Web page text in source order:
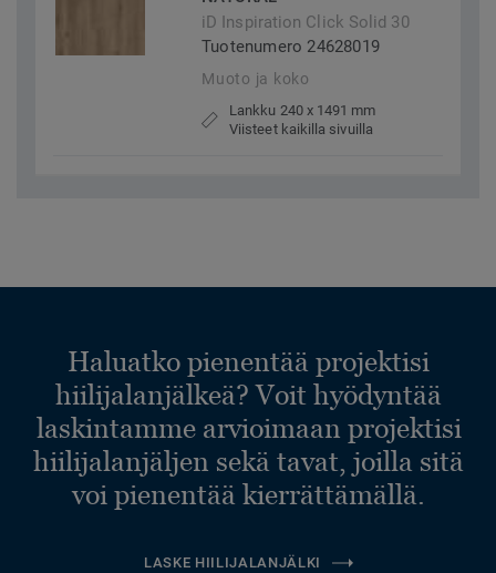
iD Inspiration Click Solid 30
Tuotenumero 24628019
Muoto ja koko
Lankku 240 x 1491 mm
Viisteet kaikilla sivuilla
Haluatko pienentää projektisi
hiilijalanjälkeä? Voit hyödyntää
laskintamme arvioimaan projektisi
hiilijalanjäljen sekä tavat, joilla sitä
voi pienentää kierrättämällä.
LASKE HIILIJALANJÄLKI